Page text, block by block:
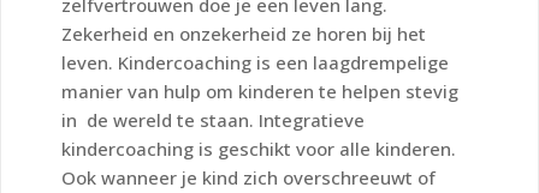
zelfvertrouwen doe je een leven lang.
Zekerheid en onzekerheid ze horen bij het
leven. Kindercoaching is een laagdrempelige
manier van hulp om kinderen te helpen stevig
in de wereld te staan. Integratieve
kindercoaching is geschikt voor alle kinderen.
Ook wanneer je kind zich overschreeuwt of